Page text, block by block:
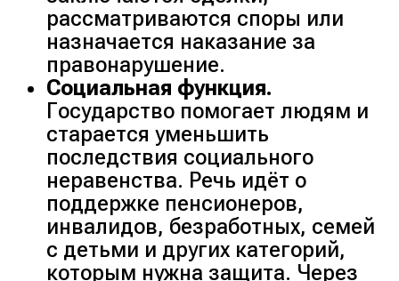
рассматриваются споры или
назначается наказание за
правонарушение.
Социальная функция.
Государство помогает людям и
старается уменьшить
последствия социального
неравенства. Речь идёт о
поддержке пенсионеров,
инвалидов, безработных, семей
с детьми и других категорий,
которым нужна защита. Через